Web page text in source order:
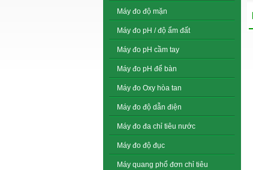
Máy đo độ mặn
Máy đo pH / độ ẩm đất
Máy đo pH cầm tay
Máy đo pH để bàn
Máy đo Oxy hòa tan
Máy đo độ dẫn điện
Máy đo đa chỉ tiêu nước
Máy đo độ đục
Máy quang phổ đơn chỉ tiêu